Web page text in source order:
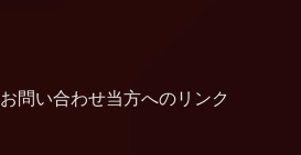
お問い合わせ当方へのリンク